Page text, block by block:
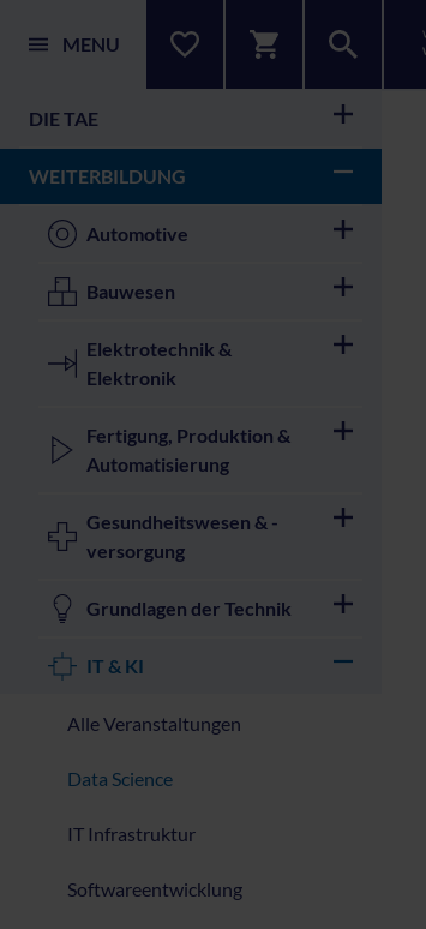
MENU
DIE TAE
WEITERBILDUNG
Automotive
Bauwesen
Elektrotechnik &
Elektronik
Fertigung, Produktion &
Automatisierung
Gesundheitswesen & -
versorgung
Grundlagen der Technik
IT & KI
Alle Veranstaltungen
Data Science
IT Infrastruktur
Softwareentwicklung